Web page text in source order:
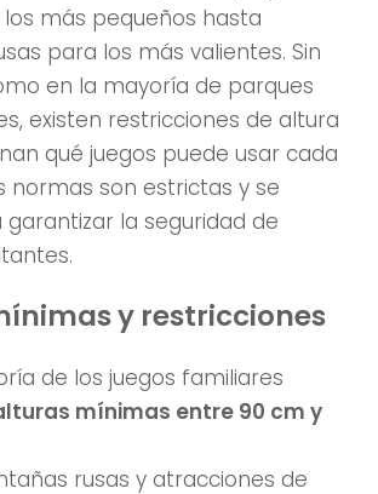
más pequeños hasta
para los más valientes. Sin
en la mayoría de parques
existen restricciones de altura
qué juegos puede usar cada
normas son estrictas y se
la seguridad de
y restricciones
de los juegos familiares
mínimas entre 90 cm y
rusas y atracciones de